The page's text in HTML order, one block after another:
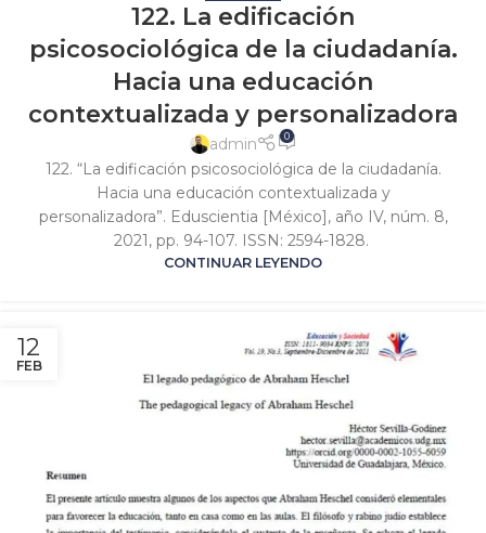
122. La edificación
psicosociológica de la ciudadanía.
Hacia una educación
contextualizada y personalizadora
admin 0
122. “La edificación psicosociológica de la ciudadanía.
Hacia una educación contextualizada y
personalizadora”. Eduscientia [México], año IV, núm. 8,
2021, pp. 94-107. ISSN: 2594-1828.
CONTINUAR LEYENDO
12
FEB